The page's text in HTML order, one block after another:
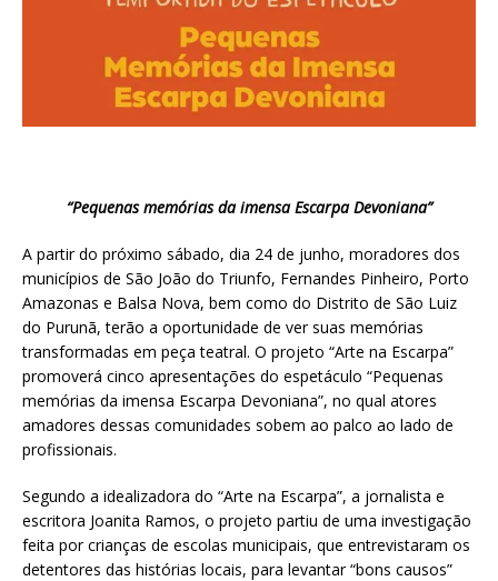
“Pequenas memórias da imensa Escarpa Devoniana”
A partir do próximo sábado, dia 24 de junho, moradores dos
municípios de São João do Triunfo, Fernandes Pinheiro, Porto
Amazonas e Balsa Nova, bem como do Distrito de São Luiz
do Purunã, terão a oportunidade de ver suas memórias
transformadas em peça teatral. O projeto “Arte na Escarpa”
promoverá cinco apresentações do espetáculo “Pequenas
memórias da imensa Escarpa Devoniana”, no qual atores
amadores dessas comunidades sobem ao palco ao lado de
profissionais.
Segundo a idealizadora do “Arte na Escarpa”, a jornalista e
escritora Joanita Ramos, o projeto partiu de uma investigação
feita por crianças de escolas municipais, que entrevistaram os
detentores das histórias locais, para levantar “bons causos”